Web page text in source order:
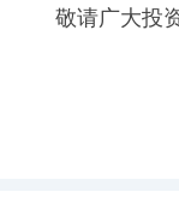
敬请广大投